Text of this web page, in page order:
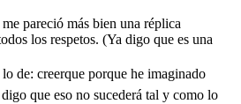
pareció más bien una réplica
los respetos. (Ya digo que es una
de: creerque porque he imaginado
que eso no sucederá tal y como lo